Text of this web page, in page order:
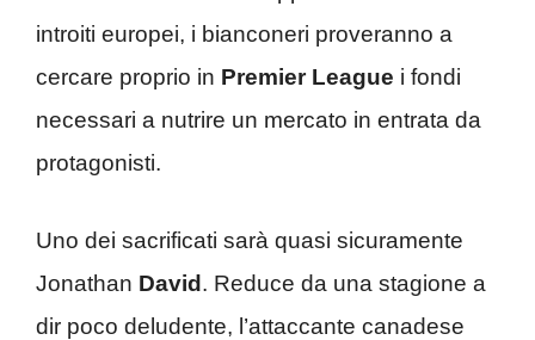
introiti europei, i bianconeri proveranno a
cercare proprio in Premier League i fondi
necessari a nutrire un mercato in entrata da
protagonisti.
Uno dei sacrificati sarà quasi sicuramente
Jonathan David. Reduce da una stagione a
dir poco deludente, l’attaccante canadese